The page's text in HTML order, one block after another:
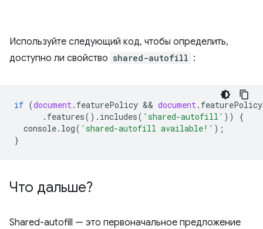
Используйте следующий код, чтобы определить,
доступно ли свойство shared-autofill :
if (document . featurePolicy && document . featurePolicy
. features(). includes( 'shared-autofill' ))
{
console. log( 'shared-autofill available!' );
}
Что дальше?
Shared-autofill — это первоначальное предложение